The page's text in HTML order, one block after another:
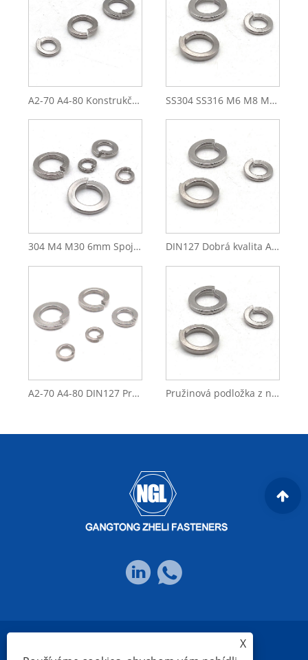
A2-70 A4-80 Konstrukční nerezová ocel 304 316 M16 DIN127 Pružinová podložka SS304 SS316 M6 M8 M12 M16 Pružinová podložka z nerezové oceli
304 M4 M30 6mm Spojovací materiál Nerezová ocel 316 DIN 127 Pružinová podložka DIN127 Dobrá kvalita A2-70 A4-80 Pružinová podložka z nerezové oceli
A2-70 A4-80 DIN127 Pružinová podložka z nerezové oceli Pružinová podložka z nerezové oceli SS304 SS316 A4-70 DIN127
X